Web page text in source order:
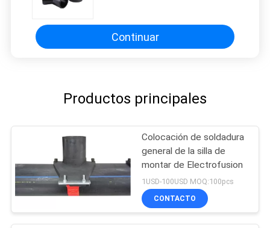
Continuar
Productos principales
Colocación de soldadura
general de la silla de
montar de Electrofusion
1USD-100USD MOQ:100pcs
CONTACTO